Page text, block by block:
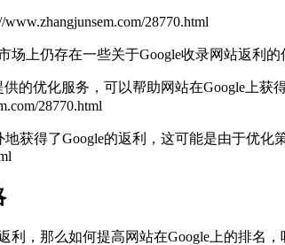
www.zhangjunsem.com/28770.html
场上仍存在一些关于Google收录网站返利
的优化服务，可以帮助网站在Google上
28770.html
地获得了Google的返利，这可能是由于优
利，那么如何提高网站在Google上的排名